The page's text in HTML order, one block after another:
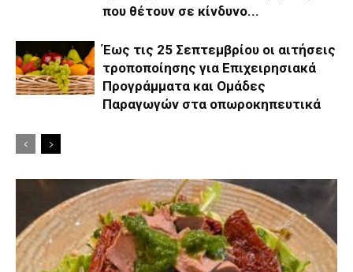
που θέτουν σε κίνδυνο...
Έως τις 25 Σεπτεμβρίου οι αιτήσεις
τροποποίησης για Επιχειρησιακά
Προγράμματα και Ομάδες
Παραγωγών στα οπωροκηπευτικά